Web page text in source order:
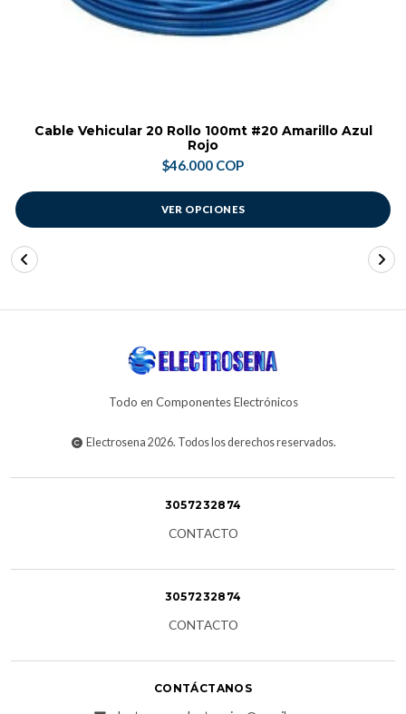
Cable Vehicular 20 Rollo 100mt #20 Amarillo Azul
Rojo
$46.000 COP
VER OPCIONES
Todo en Componentes Electrónicos
Electrosena 2026. Todos los derechos reservados.
3057232874
CONTACTO
3057232874
CONTACTO
CONTÁCTANOS